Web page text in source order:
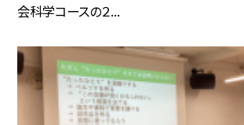
会科学コースの２...